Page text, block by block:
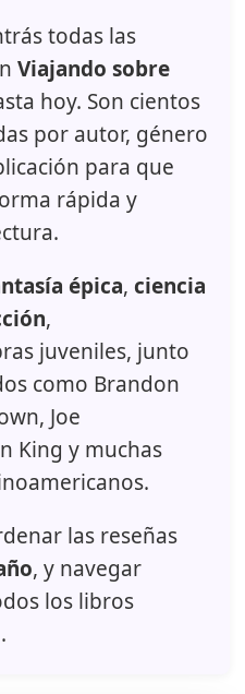
todas las
Viajando sobre
hoy. Son cientos
por autor, género
para que
rápida y
épica, ciencia
,
juveniles, junto
como Brandon
Joe
King y muchas
las reseñas
, y navegar
los libros